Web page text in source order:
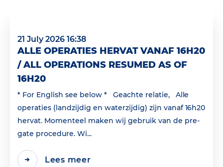
21 July 2026 16:38
ALLE OPERATIES HERVAT VANAF 16H20
/ ALL OPERATIONS RESUMED AS OF
16H20
* For English see below * Geachte relatie, Alle
operaties (landzijdig en waterzijdig) zijn vanaf 16h20
hervat. Momenteel maken wij gebruik van de pre-
gate procedure. Wi...
Lees meer